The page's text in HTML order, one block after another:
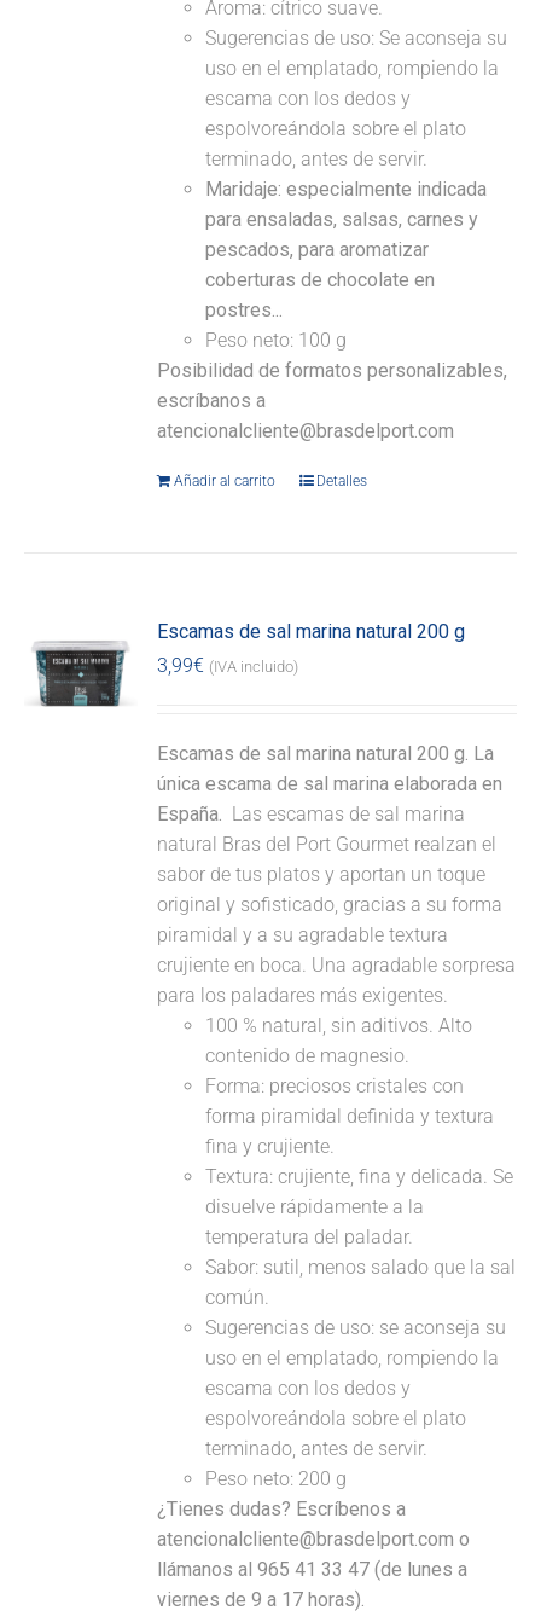
Aroma: cítrico suave.
Sugerencias de uso: Se aconseja su
uso en el emplatado, rompiendo la
escama con los dedos y
espolvoreándola sobre el plato
terminado, antes de servir.
Maridaje: especialmente indicada
para ensaladas, salsas, carnes y
pescados, para aromatizar
coberturas de chocolate en
postres...
Peso neto: 100 g
Posibilidad de formatos personalizables,
escríbanos a
atencionalcliente@brasdelport.com
Añadir al carrito Detalles
Escamas de sal marina natural 200 g
3,99€ (IVA incluido)
Escamas de sal marina natural 200 g. La
única escama de sal marina elaborada en
España. Las escamas de sal marina
natural Bras del Port Gourmet realzan el
sabor de tus platos y aportan un toque
original y sofisticado, gracias a su forma
piramidal y a su agradable textura
crujiente en boca. Una agradable sorpresa
para los paladares más exigentes.
100 % natural, sin aditivos. Alto
contenido de magnesio.
Forma: preciosos cristales con
forma piramidal definida y textura
fina y crujiente.
Textura: crujiente, fina y delicada. Se
disuelve rápidamente a la
temperatura del paladar.
Sabor: sutil, menos salado que la sal
común.
Sugerencias de uso: se aconseja su
uso en el emplatado, rompiendo la
escama con los dedos y
espolvoreándola sobre el plato
terminado, antes de servir.
Peso neto: 200 g
¿Tienes dudas? Escríbenos a
atencionalcliente@brasdelport.com o
llámanos al 965 41 33 47 (de lunes a
viernes de 9 a 17 horas).